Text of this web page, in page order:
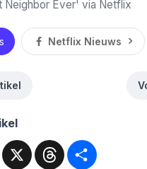
Neighbor Ever' via Netflix
Netflix Nieuws
WhatsApp
X Threads